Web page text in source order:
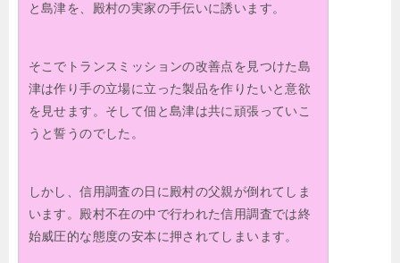
と島津を、殿村の実家の手伝いに誘います。
そこでトランスミッションの改善点を見つけた島
津は作り手の立場に立った製品を作りたいと意欲
を見せます。そして佃と島津は共に頑張っていこ
うと誓うのでした。
しかし、信用調査の日に殿村の父親が倒れてしま
います。殿村不在の中で行われた信用調査では終
始威圧的な態度の安本に押されてしまいます。